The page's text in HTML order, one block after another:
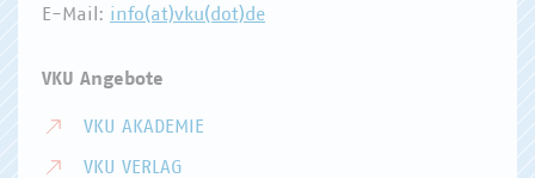
E-Mail: info(at)vku(dot)de
VKU Angebote
VKU AKADEMIE
VKU VERLAG